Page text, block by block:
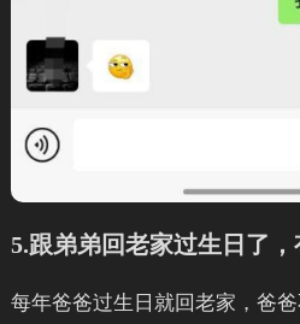
5.跟弟弟回老家过生日了
每年爸爸过生日就回老家，爸